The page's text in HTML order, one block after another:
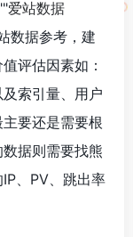
爱站数据
数据参考，建
评估因素如：
索引量、用户
要还是需要根
据则需要找熊
、PV、跳出率